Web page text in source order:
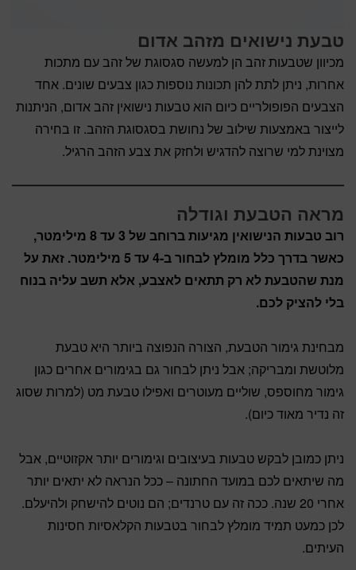
טבעת נישואים מזהב אדום
מכיוון שטבעות זהב הן למעשה סגסוגת של זהב עם מתכות
אחרות, ניתן לתת להן תכונות נוספות כגון צבעים שונים. אחד
הצבעים הפופולריים כיום הוא טבעות נישואין זהב אדום, הניתנות
לייצור באמצעות שילוב של נחושת בסגסוגת הזהב. זו בחירה
מצוינת למי שרוצה להדגיש ולחזק את צבע הזהב הרגיל.
מראה הטבעת וגודלה
רוב טבעות הנישואין מגיעות ברוחב של 3 עד 8 מילימטר,
כאשר בדרך כלל מומלץ לבחור ב-4 עד 5 מילימטר. זאת על
מנת שהטבעת לא רק תתאים לאצבע, אלא תשב עליה בנוח
בלי להציק לכם.
מבחינת גימור הטבעת, הצורה הנפוצה ביותר היא טבעת
מלוטשת ומבריקה; אבל ניתן לבחור גם בגימורים אחרים כגון
גימור מחוספס, שוליים מעוטרים ואפילו טבעת מט (למרות שסוג
זה נדיר מאוד כיום).
ניתן כמובן לבקש טבעות בעיצובים וגימורים יותר אקזוטיים, אבל
מה שיתאים לכם במועד החתונה – ככל הנראה לא יתאים יותר
אחרי 20 שנה. ככה זה עם טרנדים; הם נוטים להישחק ולהיעלם.
לכן כמעט תמיד מומלץ לבחור בטבעות הקלאסיות חסינות
העיתים.